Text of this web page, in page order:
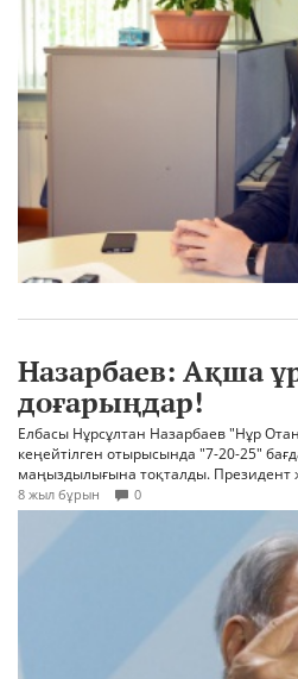
Назарбаев: Ақша
доғарыңдар!
Елбасы Нұрсұлтан Назарбаев "Нұр
кеңейтілген отырысында "7-20-25"
маңыздылығына тоқталды. Президент
8 жыл бұрын 0